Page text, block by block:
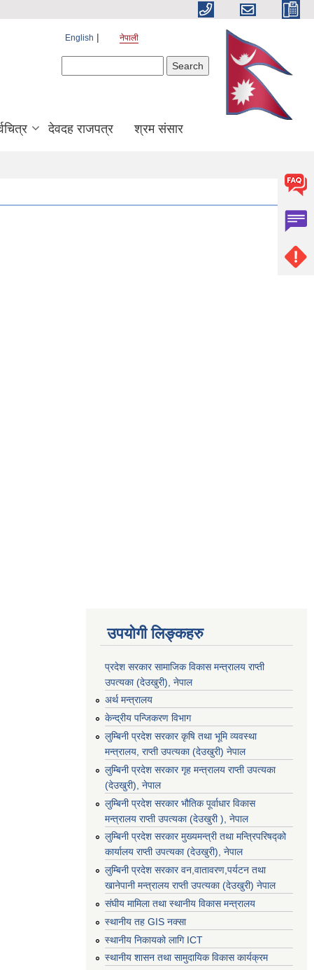
English नेपाली
देवदह राजपत्र श्रम संसार
उपयोगी लिङ्कहरु
प्रदेश सरकार सामाजिक विकास मन्‍‍त्रालय राप्ती
उपत्यका (देउखुरी), नेपाल
अर्थ मन्त्रालय
केन्द्रीय पन्जिकरण विभाग
लुम्बिनी प्रदेश सरकार कृषि तथा भूमि व्यवस्था
मन्त्रालय, राप्ती उपत्यका (देउखुरी) नेपाल
लुम्बिनी प्रदेश सरकार गृह मन्त्रालय राप्ती उपत्यका
(देउखुरी), नेपाल
लुम्बिनी प्रदेश सरकार भौतिक पूर्वाधार विकास
मन्त्रालय राप्ती उपत्यका (देउखुरी ), नेपाल
लुम्बिनी प्रदेश सरकार मुख्यमन्त्री तथा मन्त्रिपरिषद्को
कार्यालय राप्ती उपत्यका (देउखुरी), नेपाल
लुम्बिनी प्रदेश सरकार वन,वातावरण,पर्यटन तथा
खानेपानी मन्त्रालय राप्ती उपत्यका (देउखुरी) नेपाल
संघीय मामिला तथा स्थानीय विकास मन्त्रालय
स्थानीय तह GIS नक्सा
स्थानीय निकायको लागि ICT
स्थानीय शासन तथा सामुदायिक विकास कार्यक्रम